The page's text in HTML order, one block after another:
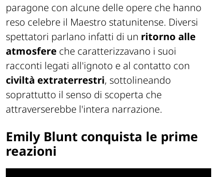
paragone con alcune delle opere che hanno
reso celebre il Maestro statunitense. Diversi
spettatori parlano infatti di un ritorno alle
atmosfere che caratterizzavano i suoi
racconti legati all'ignoto e al contatto con
civiltà extraterrestri, sottolineando
soprattutto il senso di scoperta che
attraverserebbe l'intera narrazione.
Emily Blunt conquista le prime
reazioni